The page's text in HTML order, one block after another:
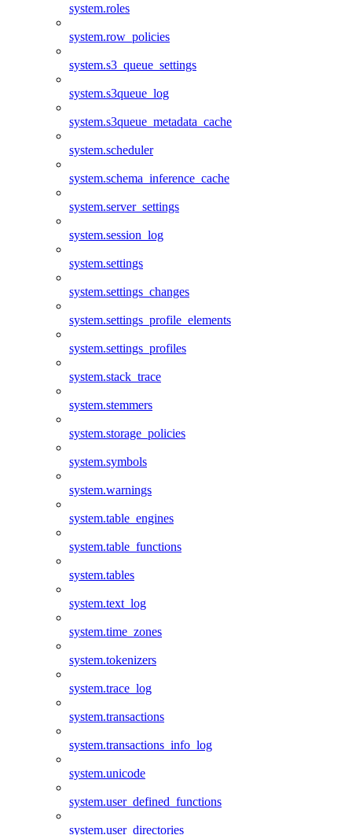
system.roles
system.row_policies
system.s3_queue_settings
system.s3queue_log
system.s3queue_metadata_cache
system.scheduler
system.schema_inference_cache
system.server_settings
system.session_log
system.settings
system.settings_changes
system.settings_profile_elements
system.settings_profiles
system.stack_trace
system.stemmers
system.storage_policies
system.symbols
system.warnings
system.table_engines
system.table_functions
system.tables
system.text_log
system.time_zones
system.tokenizers
system.trace_log
system.transactions
system.transactions_info_log
system.unicode
system.user_defined_functions
system.user_directories